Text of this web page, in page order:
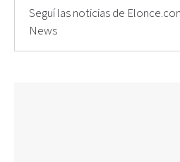
Seguí las noticias de
News